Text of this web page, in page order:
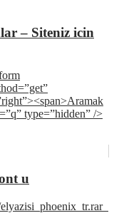
– Siteniz icin
type=”hidden” />
u